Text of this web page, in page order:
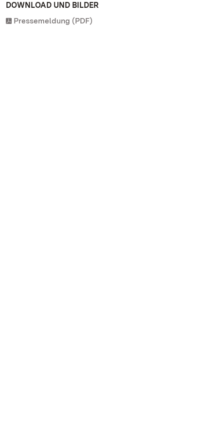
DOWNLOAD UND BILDER
Pressemeldung (PDF)